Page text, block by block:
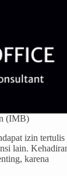
(IMB)
izin
lain.
karena